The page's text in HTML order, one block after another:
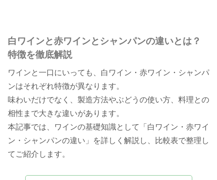
白ワインと赤ワインとシャンパンの違いとは？
特徴を徹底解説
ワインと一口にいっても、白ワイン・赤ワイン・シャンパ
ンはそれぞれ特徴が異なります。
味わいだけでなく、製造方法やぶどうの使い方、料理との
相性まで大きな違いがあります。
本記事では、ワインの基礎知識として「白ワイン・赤ワイ
ン・シャンパンの違い」を詳しく解説し、比較表で整理し
てご紹介します。